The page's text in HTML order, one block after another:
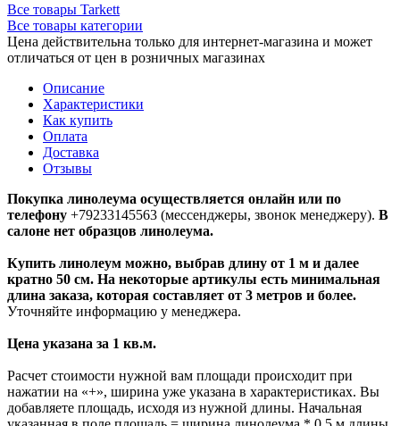
Все товары Tarkett
Все товары категории
Цена действительна только для интернет-магазина и может
отличаться от цен в розничных магазинах
Описание
Характеристики
Как купить
Оплата
Доставка
Отзывы
Покупка линолеума осуществляется онлайн или по
телефону +79233145563 (мессенджеры, звонок менеджеру). В
салоне нет образцов линолеума.
Купить линолеум можно, выбрав длину от 1 м и далее
кратно 50 см. На некоторые артикулы есть минимальная
длина заказа, которая составляет от 3 метров и более.
Уточняйте информацию у менеджера.
Цена указана за 1 кв.м.
Расчет стоимости нужной вам площади происходит при
нажатии на «+», ширина уже указана в характеристиках. Вы
добавляете площадь, исходя из нужной длины. Начальная